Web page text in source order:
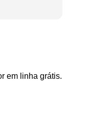
em linha grátis.